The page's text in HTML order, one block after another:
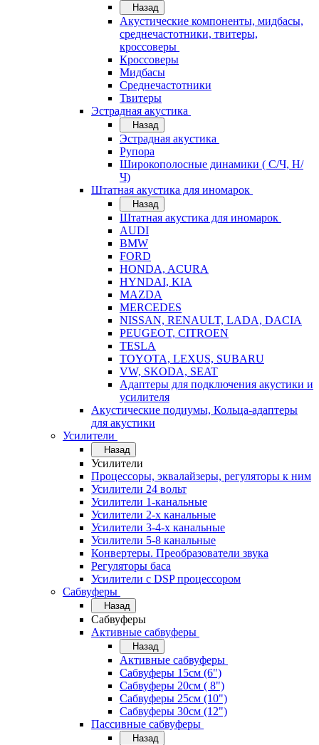
Назад
Акустические компоненты, мидбасы,
среднечастотники, твитеры,
кроссоверы
Кроссоверы
Мидбасы
Среднечастотники
Твитеры
Эстрадная акустика
Назад
Эстрадная акустика
Рупора
Широкополосные динамики ( С/Ч, Н/
Ч)
Штатная акустика для иномарок
Назад
Штатная акустика для иномарок
AUDI
BMW
FORD
HONDA, ACURA
HYNDAI, KIA
MAZDA
MERCEDES
NISSAN, RENAULT, LADA, DACIA
PEUGEOT, CITROEN
TESLA
TOYOTA, LEXUS, SUBARU
VW, SKODA, SEAT
Адаптеры для подключения акустики и
усилителя
Акустические подиумы, Кольца-адаптеры
для акустики
Усилители
Назад
Усилители
Процессоры, эквалайзеры, регуляторы к ним
Усилители 24 вольт
Усилители 1-канальные
Усилители 2-х канальные
Усилители 3-4-х канальные
Усилители 5-8 канальные
Конвертеры. Преобразователи звука
Регуляторы баса
Усилители с DSP процессором
Сабвуферы
Назад
Сабвуферы
Активные сабвуферы
Назад
Активные сабвуферы
Сабвуферы 15см (6")
Сабвуферы 20см ( 8")
Сабвуферы 25см (10")
Сабвуферы 30см (12")
Пассивные сабвуферы
Назад